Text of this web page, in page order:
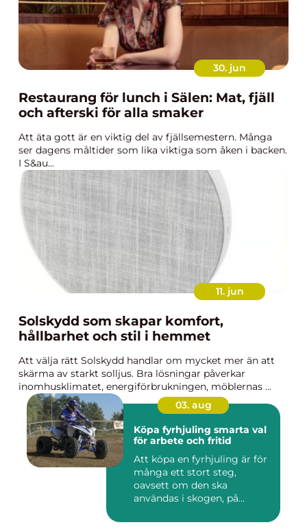
30. jun
Restaurang för lunch i Sälen: Mat, fjäll
och afterski för alla smaker
Att äta gott är en viktig del av fjällsemestern. Många
ser dagens måltider som lika viktiga som åken i backen.
I S&au...
11. jun
Solskydd som skapar komfort,
hållbarhet och stil i hemmet
Att välja rätt Solskydd handlar om mycket mer än att
skärma av starkt solljus. Bra lösningar påverkar
inomhusklimatet, energiförbrukningen, möblernas ...
03. aug
Köpa fyrhjuling smarta val
för arbete och fritid
Att köpa en fyrhjuling är för
många ett stort steg,
oavsett om den ska
användas i skogen, på